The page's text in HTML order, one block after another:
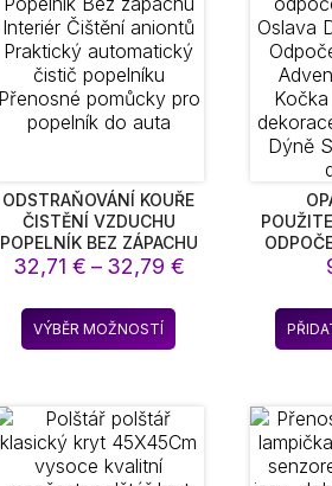
lze
vybrat
na
stránce
ODSTRAŇOVÁNÍ KOUŘE
ČISTĚNÍ VZDUCHU
POPELNÍK BEZ ZÁPACHU
INTERIÉR ČIŠTĚNÍ
AUTOMATICKÝ ČISTIČ
POPELNÍKU PŘENOSNÉ
POMŮCKY PRO
32,71 € – 32,79 €Rozpětí
VÝBĚR MOŽNOSTÍ
Tento
produkt
Možnosti